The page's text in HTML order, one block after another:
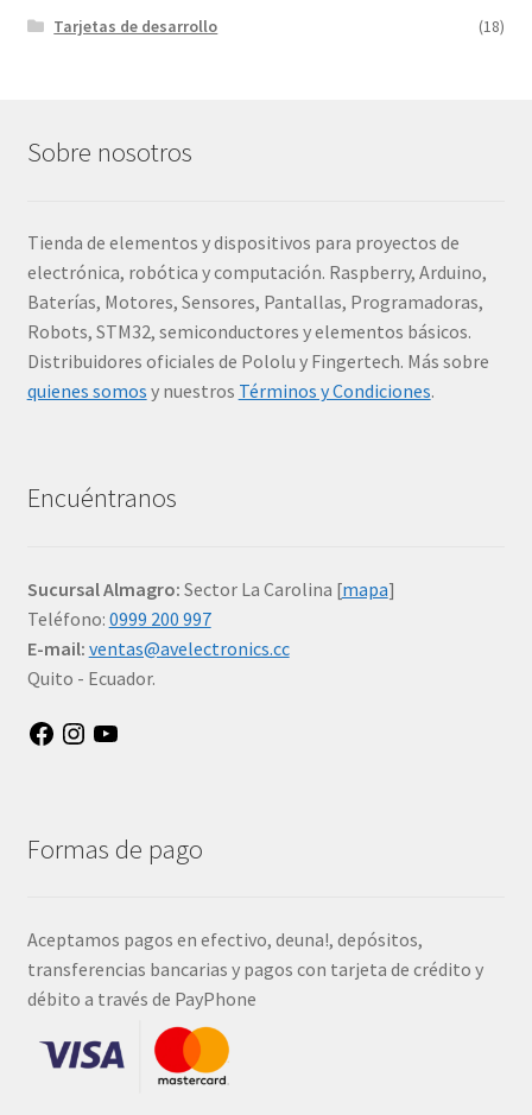
Tarjetas de desarrollo
(18)
Sobre nosotros
Tienda de elementos y dispositivos para proyectos de
electrónica, robótica y computación. Raspberry, Arduino,
Baterías, Motores, Sensores, Pantallas, Programadoras,
Robots, STM32, semiconductores y elementos básicos.
Distribuidores oficiales de Pololu y Fingertech. Más sobre
quienes somos y nuestros Términos y Condiciones.
Encuéntranos
Sucursal Almagro: Sector La Carolina [mapa]
Teléfono: 0999 200 997
E-mail: ventas@avelectronics.cc
Quito - Ecuador.
FacebookInstagram
Formas de pago
Aceptamos pagos en efectivo, deuna!, depósitos,
transferencias bancarias y pagos con tarjeta de crédito y
débito a través de PayPhone